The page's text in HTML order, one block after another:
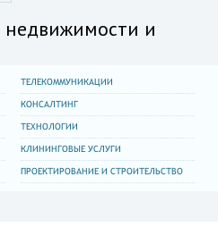
недвижимости и
ТЕЛЕКОММУНИКАЦИИ
КОНСАЛТИНГ
ТЕХНОЛОГИИ
КЛИНИНГОВЫЕ УСЛУГИ
ПРОЕКТИРОВАНИЕ И СТРОИТЕЛЬСТВО